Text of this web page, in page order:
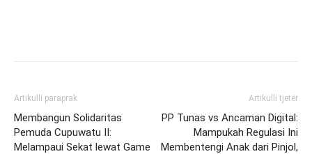
Artikulli paraprak
Membangun Solidaritas
Pemuda Cupuwatu II:
Melampaui Sekat lewat Game
Artikulli tjetër
PP Tunas vs Ancaman Digital:
Mampukah Regulasi Ini
Membentengi Anak dari Pinjol,